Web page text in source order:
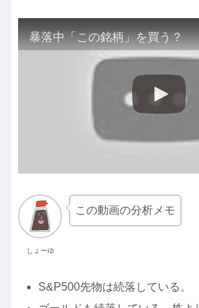
暴落中「この銘柄」を買う？
しょーゆ
この動画の分析メモ
S&P500先物は続落している。